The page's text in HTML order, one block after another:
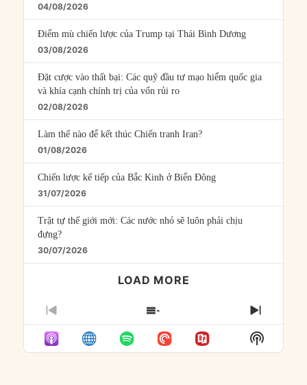
04/08/2026
Điểm mù chiến lược của Trump tại Thái Bình Dương
03/08/2026
Đặt cược vào thất bại: Các quỹ đầu tư mạo hiểm quốc gia
và khía cạnh chính trị của vốn rủi ro
02/08/2026
Làm thế nào để kết thúc Chiến tranh Iran?
01/08/2026
Chiến lược kế tiếp của Bắc Kinh ở Biển Đông
31/07/2026
Trật tự thế giới mới: Các nước nhỏ sẽ luôn phải chịu
đựng?
30/07/2026
LOAD MORE
PREVIOUS
EPISODE
SHOW
EPISODES
LIST
NEXT
Show
Podcast